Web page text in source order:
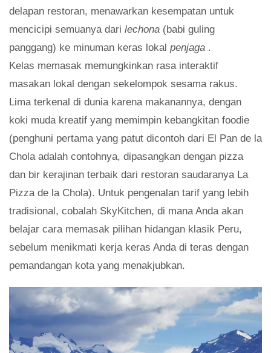
delapan restoran, menawarkan kesempatan untuk
mencicipi semuanya dari lechona (babi guling
panggang) ke minuman keras lokal penjaga .
Kelas memasak memungkinkan rasa interaktif
masakan lokal dengan sekelompok sesama rakus.
Lima terkenal di dunia karena makanannya, dengan
koki muda kreatif yang memimpin kebangkitan foodie
(penghuni pertama yang patut dicontoh dari El Pan de la
Chola adalah contohnya, dipasangkan dengan pizza
dan bir kerajinan terbaik dari restoran saudaranya La
Pizza de la Chola). Untuk pengenalan tarif yang lebih
tradisional, cobalah SkyKitchen, di mana Anda akan
belajar cara memasak pilihan hidangan klasik Peru,
sebelum menikmati kerja keras Anda di teras dengan
pemandangan kota yang menakjubkan.